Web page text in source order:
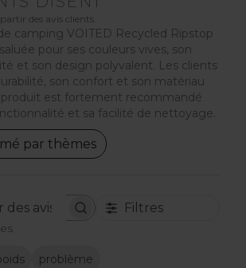
des avis clients.
camping VOITED Recycled Ripstop
pour ses couleurs vives, son
et son design polyvalent. Les clients
son confort et son matériau
est fortement recommandé
et sa facilité de nettoyage.
par thèmes
Rechercher
des
Filtres
problème